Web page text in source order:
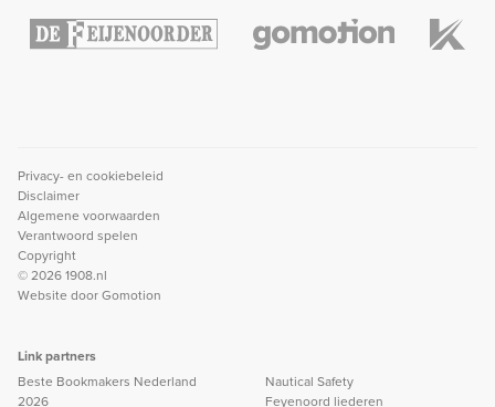
Privacy- en cookiebeleid
Disclaimer
Algemene voorwaarden
Verantwoord spelen
Copyright
© 2026 1908.nl
Website doorGomotion
Link partners
Beste Bookmakers Nederland
Nautical Safety